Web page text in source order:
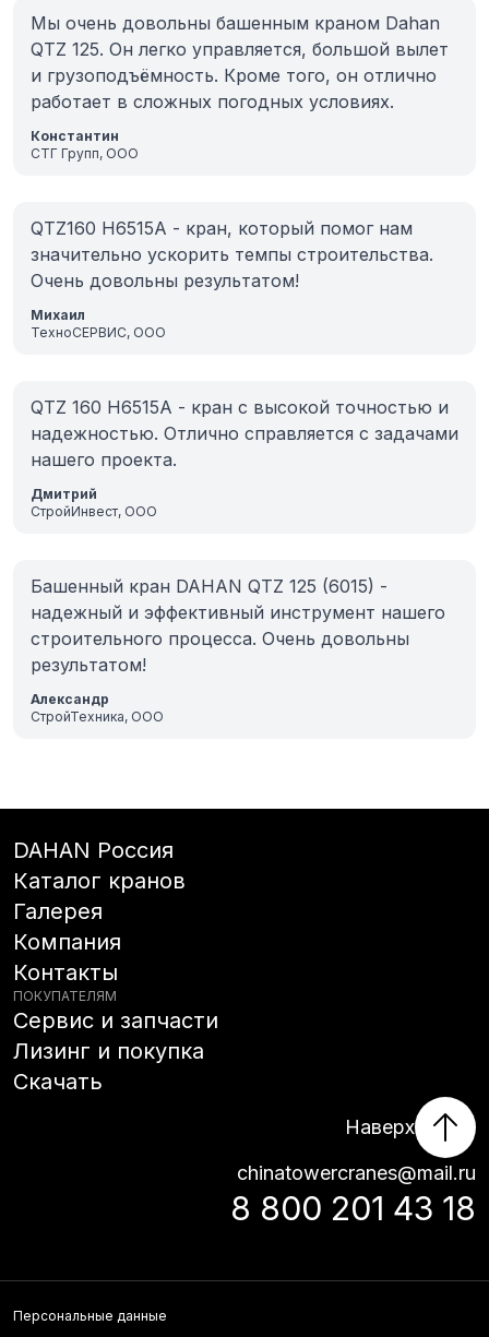
Мы очень довольны башенным краном Dahan
QTZ 125. Он легко управляется, большой вылет
и грузоподъёмность. Кроме того, он отлично
работает в сложных погодных условиях.
Константин
СТГ Групп, ООО
QTZ160 H6515A - кран, который помог нам
значительно ускорить темпы строительства.
Очень довольны результатом!
Михаил
ТехноСЕРВИС, ООО
QTZ 160 H6515A - кран с высокой точностью и
надежностью. Отлично справляется с задачами
нашего проекта.
Дмитрий
СтройИнвест, ООО
Башенный кран DAHAN QTZ 125 (6015) -
надежный и эффективный инструмент нашего
строительного процесса. Очень довольны
результатом!
Александр
СтройТехника, ООО
DAHAN Россия
Каталог кранов
Галерея
Компания
Контакты
ПОКУПАТЕЛЯМ
Сервис и запчасти
Лизинг и покупка
Скачать
Наверх
chinatowercranes@mail.ru
8 800 201 43 18
Персональные данные